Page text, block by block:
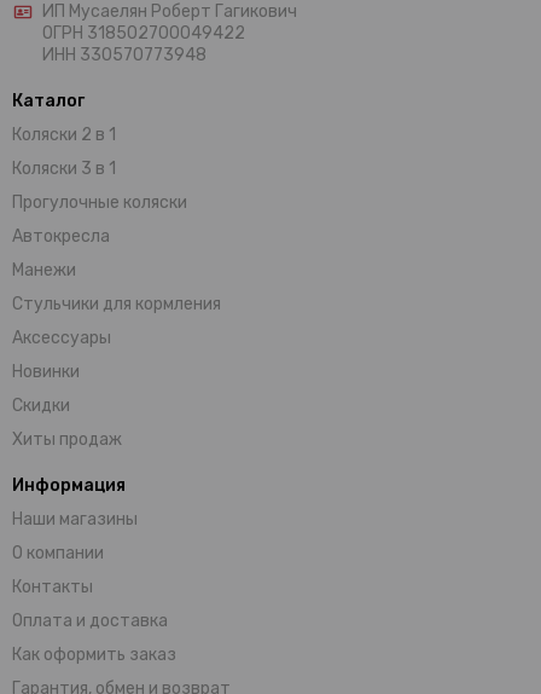
ИП Мусаелян Роберт Гагикович
ОГРН 318502700049422
ИНН 330570773948
Каталог
Коляски 2 в 1
Коляски 3 в 1
Прогулочные коляски
Автокресла
Манежи
Стульчики для кормления
Аксессуары
Новинки
Скидки
Хиты продаж
Информация
Наши магазины
О компании
Контакты
Оплата и доставка
Как оформить заказ
Гарантия, обмен и возврат